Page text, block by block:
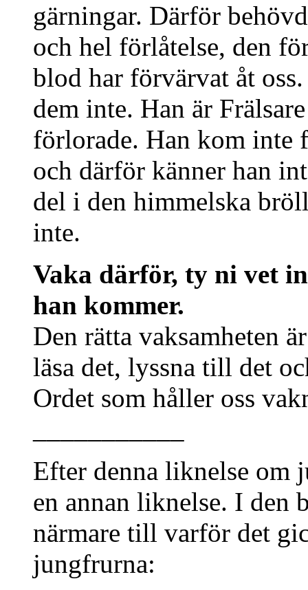
gärningar. Därför
och hel förlåtelse, den
blod har förvärvat åt
dem inte. Han är
förlorade. Han kom inte
och därför känner han
del i den himmelska
inte.
Vaka därför, ty ni vet
han kommer.
Den rätta vaksamheten
läsa det, lyssna till det
Ordet som håller oss
Efter denna liknelse om
en annan liknelse. I den
närmare till varför det
jungfrurna: